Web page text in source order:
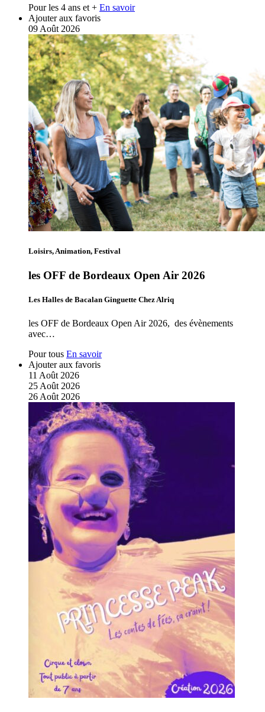
Pour les 4 ans et + En savoir
Ajouter aux favoris
09 Août 2026
Loisirs, Animation, Festival
les OFF de Bordeaux Open Air 2026
Les Halles de Bacalan Ginguette Chez Alriq
les OFF de Bordeaux Open Air 2026, des évènements
avec…
Pour tous En savoir
Ajouter aux favoris
11 Août 2026
25 Août 2026
26 Août 2026